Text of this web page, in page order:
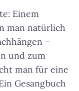
Einem
man natürlich
–
und zum
man für eine
Gesangbuch